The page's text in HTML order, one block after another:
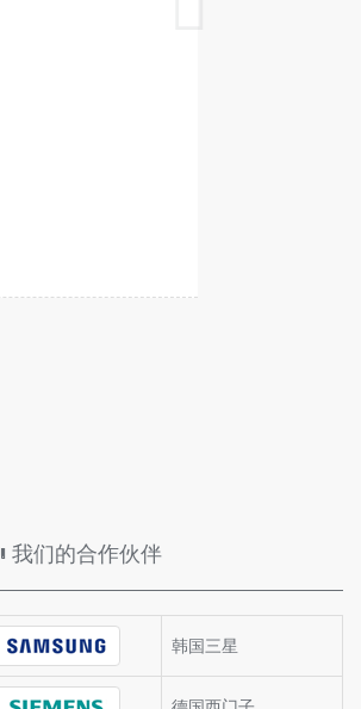
我们的合作伙伴
韩国三星